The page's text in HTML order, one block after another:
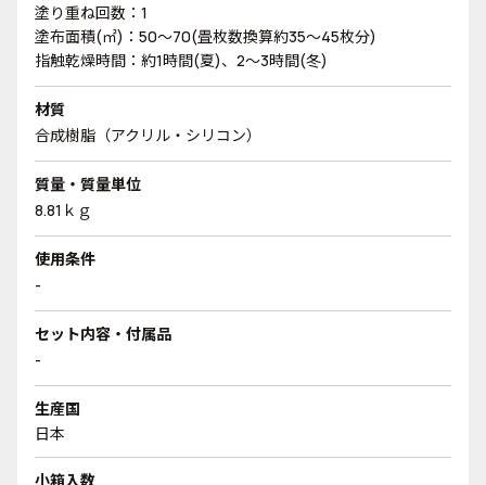
塗り重ね回数：1
塗布面積(㎡)：50～70(畳枚数換算約35～45枚分)
指触乾燥時間：約1時間(夏)、2～3時間(冬)
材質
合成樹脂（アクリル・シリコン）
質量・質量単位
8.81ｋｇ
使用条件
-
セット内容・付属品
-
生産国
日本
小箱入数